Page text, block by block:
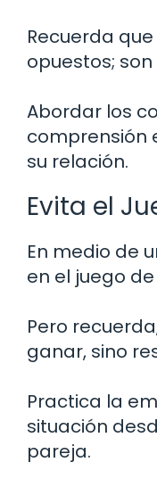
Recuerda
opuestos;
Abordar los
comprensión
su relación.
Evita el
En medio de
en el juego
Pero
ganar, sino
Practica la
situación
pareja.